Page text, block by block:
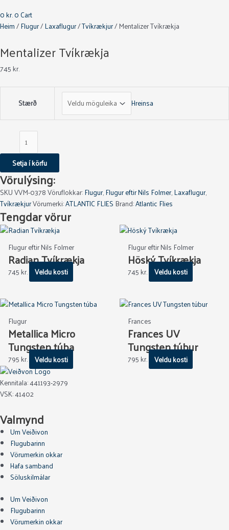
0kr.0Cart
Heim/Flugur/Laxaflugur/Tvíkrækjur/ Mentalizer Tvíkrækja
Mentalizer Tvíkrækja
745kr.
Stærð Hreinsa
Setja í körfu
Vörulýsing:
SKUVVM-0378Vöruflokkar:Flugur,Flugur eftir Nils Folmer,Laxaflugur,
TvíkrækjurVörumerki:ATLANTIC FLIES Brand:Atlantic Flies
Tengdar vörur
Flugur eftir Nils Folmer
Radian Tvíkrækja
745kr. Veldu kosti
has
multiple
The
may
chosen
on
the
Flugur eftir Nils Folmer
Höský Tvíkrækja
745kr. Veldu kosti
has
multiple
The
may
the
Flugur
Metallica Micro
Tungsten túba
795kr. Veldu kosti
This
multiple
variants.
options
Frances
Frances UV
Tungsten túbur
795kr. Veldu kosti
This
variants.
options
Kennitala: 441193-2979
VSK: 41402
Valmynd
Um Veiðivon
Flugubarinn
Vörumerkin okkar
Hafa samband
Söluskilmálar
Um Veiðivon
Flugubarinn
Vörumerkin okkar